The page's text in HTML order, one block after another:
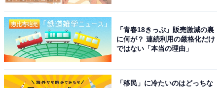
「青春18きっぷ」販売激減の裏
に何が？ 連続利用の厳格化だけ
ではない「本当の理由」
「移民」に冷たいのはどっちな